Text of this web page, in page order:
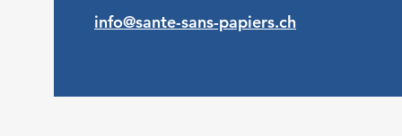
info@sante-sans-papiers.ch